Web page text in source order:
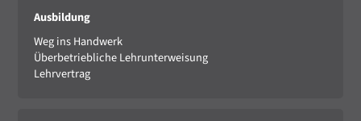
Ausbildung
Weg ins Handwerk
Überbetriebliche Lehrunterweisung
Lehrvertrag